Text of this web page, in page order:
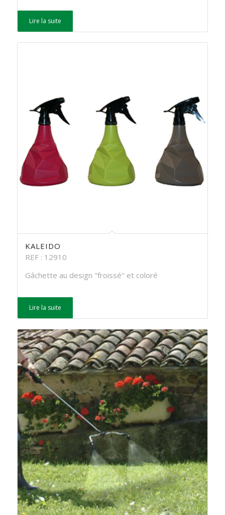
Lire la suite
KALEIDO
REF : 12910
Gâchette au design "froissé" et coloré
Lire la suite